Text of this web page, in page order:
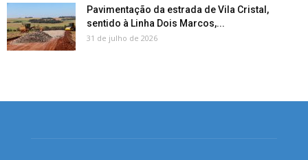
Pavimentação da estrada de Vila Cristal,
sentido à Linha Dois Marcos,...
31 de julho de 2026